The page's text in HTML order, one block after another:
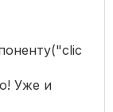
Уже и